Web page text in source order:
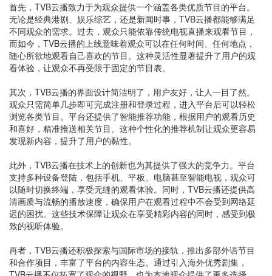
首先，TVB云播致力于为观众提供一个涵盖各类优质节目的平台。
无论是经典港剧、娱乐综艺，还是新闻时事，TVB云播都能够满足
不同观众的需求。过去，观众只能依靠传统电视直播来观看节目，
而如今，TVB云播的上线意味着观众可以在任何时间、任何地点，
随心所欲地观看自己喜欢的节目。这种灵活性显著提升了用户的观
看体验，让观众不再受限于固定的节目表。
其次，TVB云播的界面设计简洁明了，用户友好，让人一目了然。
观众只需简单几步即可完成注册和登录过程，进入平台后可以轻松
浏览各类节目。平台还提供了智能推荐功能，根据用户的观看历史
和喜好，精准推送相关节目。这种个性化的推荐机制让观众更容易
发现新内容，提升了用户的黏性。
此外，TVB云播在技术上的创新也为其提供了强大的竞争力。平台
支持多种设备登陆，包括手机、平板、电脑甚至智能电视，观众可
以随时切换终端，享受无缝的观看体验。同时，TVB云播还提供高
清画质与流畅的播放速度，确保用户在观看过程中不会受到网络延
迟的困扰。这些技术保障让观众在享受精彩内容的同时，感受到极
致的视听体验。
再者，TVB云播还积极探索与国际市场的接轨，推出多部外语节目
和合作项目，丰富了平台的内容生态。通过引入海外优秀剧集，